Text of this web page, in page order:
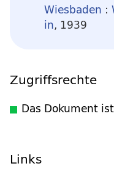
Wiesbaden :
in, 1939
Zugriffsrechte
Das Dokument
Links